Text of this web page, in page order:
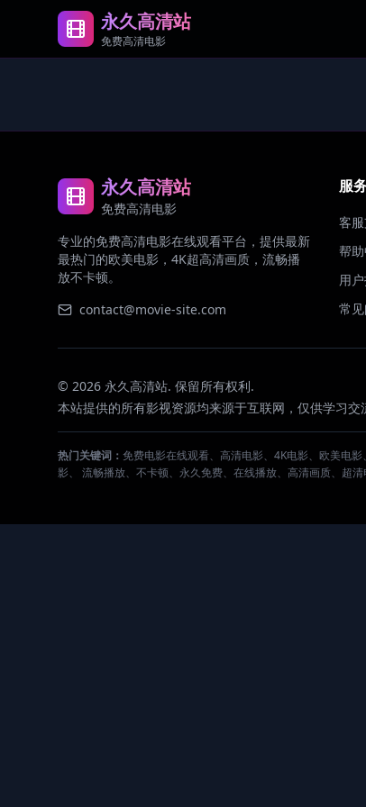
永久高清站
免费高清电影
永久高清站
免费高清电影
专业的免费高清电影在线观看平台，提供最新
最热门的欧美电影，4K超高清画质，流畅播
放不卡顿。
contact@movie-site.com
服
客
帮
用
常
© 2026 永久高清站. 保留所有权利.
本站提供的所有影视资源均来源于互联网，仅供学习交
热门关键词： 免费电影在线观看、高清电影、4K电影、欧美电
影、 流畅播放、不卡顿、永久免费、在线播放、高清画质、超